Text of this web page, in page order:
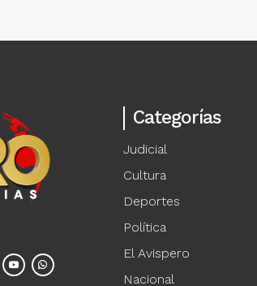
Categorías
Judicial
Cultura
Deportes
Política
El Avispero
Nacional